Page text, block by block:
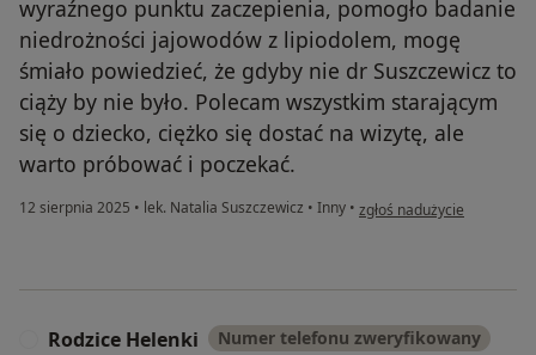
wyraźnego punktu zaczepienia, pomogło badanie
niedrożności jajowodów z lipiodolem, mogę
śmiało powiedzieć, że gdyby nie dr Suszczewicz to
ciąży by nie było. Polecam wszystkim starającym
się o dziecko, ciężko się dostać na wizytę, ale
warto próbować i poczekać.
12 sierpnia 2025 • lek. Natalia Suszczewicz • Inny • w opinii użytkownika MS
zgłoś nadużycie
Rodzice Helenki Numer telefonu zweryfikowany